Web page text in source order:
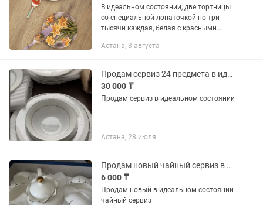
В идеальном состоянии, две тортницы
со специальной лопаточкой по три
тысячи каждая, белая с красными
меньше размером, две по цене одной,
Астана, 3 августа
Продам сервиз 24 предмета в идеальном состоянии
30 000 ₸
Продам сервиз в идеальном состоянии
Астана, 28 июля
Продам новый чайный сервиз в идеальном состоянии.
6 000 ₸
Продам новый в идеальном состоянии
чайный сервиз